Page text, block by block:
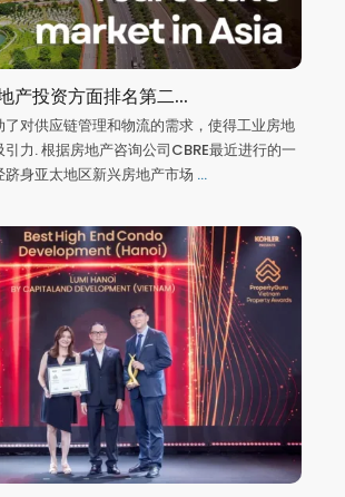
产投资方面排名第二...
了对供应链管理和物流的需求，使得工业房地
力. 根据房地产咨询公司CBRE最近进行的一
身亚太地区新兴房地产市场 ...